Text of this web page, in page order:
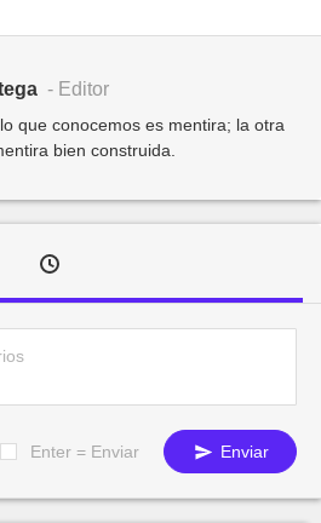
- Editor
que conocemos es mentira; la otra
bien construida.
Enter = Enviar Enviar